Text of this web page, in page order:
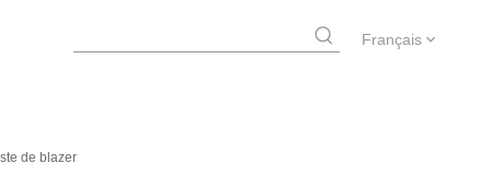
Français
de blazer